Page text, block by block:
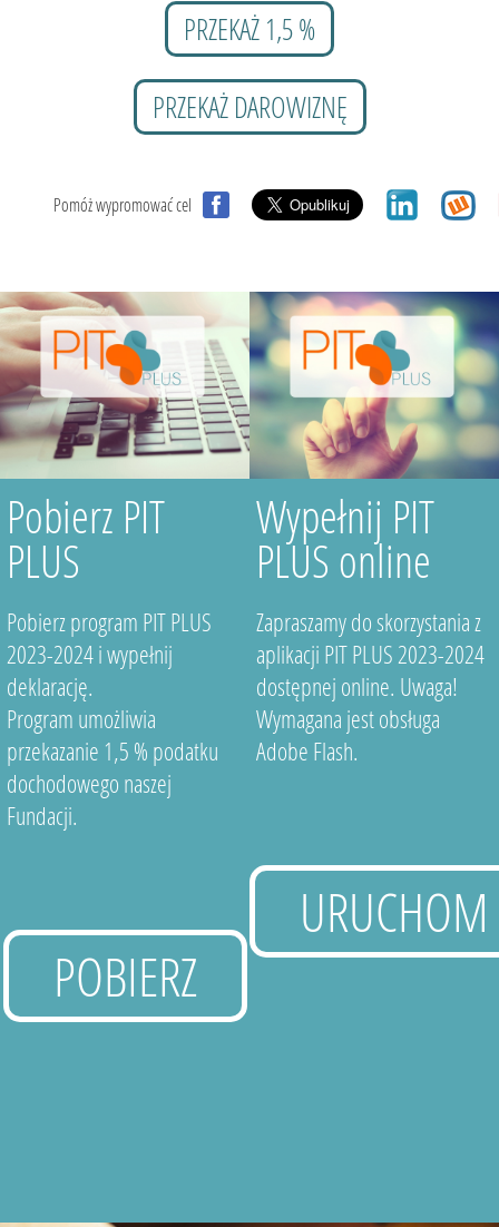
PRZEKAŻ 1,5 %
PRZEKAŻ DAROWIZNĘ
Pomóż wypromować cel
Pobierz PIT
PLUS
Pobierz program PIT PLUS
2023-2024 i wypełnij
deklarację.
Program umożliwia
przekazanie 1,5 % podatku
dochodowego naszej
Fundacji.
POBIERZ
Wypełnij PIT
PLUS online
Zapraszamy do skorzystania z
aplikacji PIT PLUS 2023-2024
dostępnej online. Uwaga!
Wymagana jest obsługa
Adobe Flash.
URUCHOM